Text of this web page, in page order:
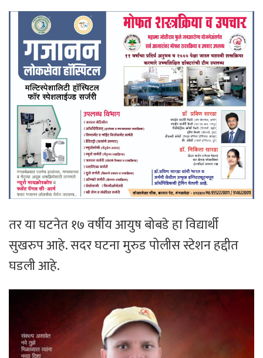
तर या घटनेत १७ वर्षीय आयुष बोबडे हा विद्यार्थी
सुखरुप आहे. सदर घटना मुरुड पोलीस स्टेशन हद्दीत
घडली आहे.